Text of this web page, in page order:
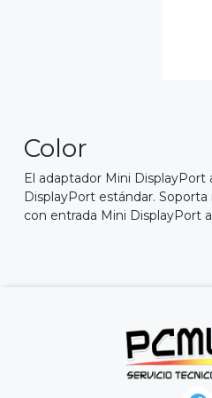
Color
El adaptador Mini
DisplayPort estándar.
con entrada Mini DisplayPort